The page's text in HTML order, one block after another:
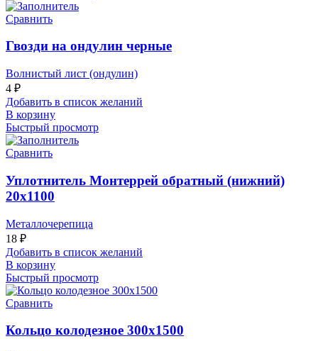
Сравнить
Гвозди на ондулин черные
Волнистый лист (ондулин)
4 ₽
Добавить в список желаний
В корзину
Быстрый просмотр
Сравнить
Уплотнитель Монтеррей обратный (нижний)
20х1100
Металлочерепица
18 ₽
Добавить в список желаний
В корзину
Быстрый просмотр
Сравнить
Кольцо колодезное 300х1500